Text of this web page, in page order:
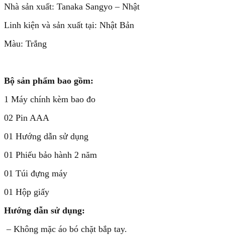
Nhà sản xuất: Tanaka Sangyo – Nhật
Linh kiện và sản xuất tại: Nhật Bản
Màu: Trắng
Bộ sản phẩm bao gồm:
1 Máy chính kèm bao đo
02 Pin AAA
01 Hướng dẫn sử dụng
01 Phiếu bảo hành 2 năm
01 Túi đựng máy
01 Hộp giấy
Hướng dẫn sử dụng:
– Không mặc áo bó chặt bắp tay.